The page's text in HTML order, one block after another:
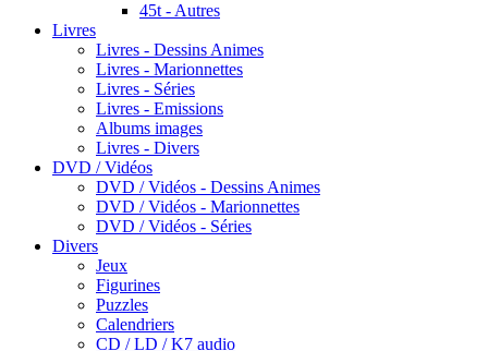
45t - Autres
Livres
Livres - Dessins Animes
Livres - Marionnettes
Livres - Séries
Livres - Emissions
Albums images
Livres - Divers
DVD / Vidéos
DVD / Vidéos - Dessins Animes
DVD / Vidéos - Marionnettes
DVD / Vidéos - Séries
Divers
Jeux
Figurines
Puzzles
Calendriers
CD / LD / K7 audio